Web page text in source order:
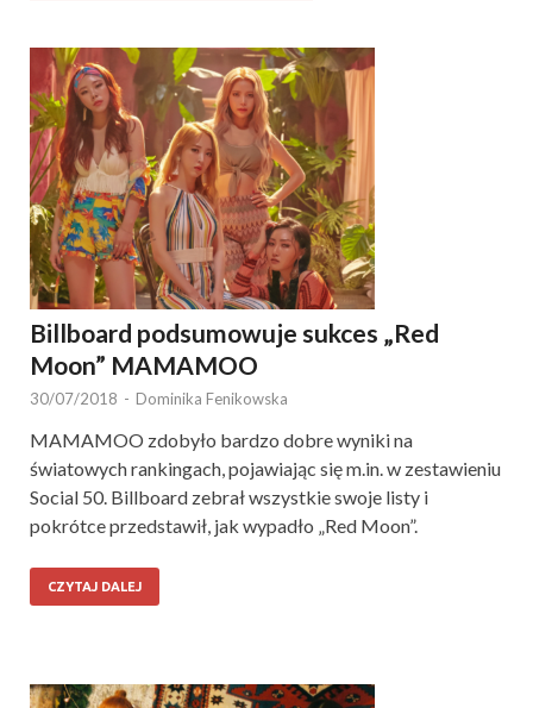
Billboard podsumowuje sukces „Red
Moon” MAMAMOO
30/07/2018 - Dominika Fenikowska
MAMAMOO zdobyło bardzo dobre wyniki na
światowych rankingach, pojawiając się m.in. w zestawieniu
Social 50. Billboard zebrał wszystkie swoje listy i
pokrótce przedstawił, jak wypadło „Red Moon”.
CZYTAJ DALEJ